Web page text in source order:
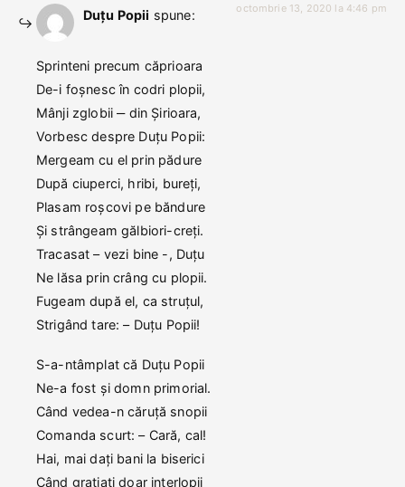
Duțu Popii spune: octombrie 13, 2020 la 4:46 pm
Sprinteni precum căprioara
De-i foșnesc în codri plopii,
Mânji zglobii ‒ din Șirioara,
Vorbesc despre Duțu Popii:
Mergeam cu el prin pădure
După ciuperci, hribi, bureți,
Plasam roșcovi pe băndure
Și strângeam gălbiori-creți.
Tracasat – vezi bine -, Duțu
Ne lăsa prin crâng cu plopii.
Fugeam după el, ca struțul,
Strigând tare: – Duțu Popii!
S-a-ntâmplat că Duțu Popii
Ne-a fost și domn primorial.
Când vedea-n căruță snopii
Comanda scurt: – Cară, cal!
Hai, mai dați bani la biserici
Când grațiați doar interlopii